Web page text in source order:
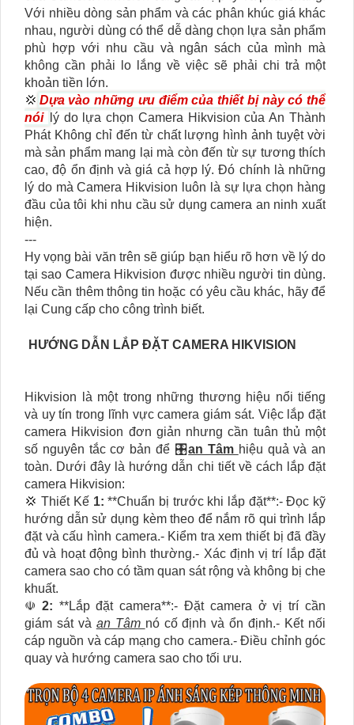
Với nhiều dòng sản phẩm và các phân khúc giá khác
nhau, người dùng có thể dễ dàng chọn lựa sản phẩm
phù hợp với nhu cầu và ngân sách của mình mà
không cần phải lo lắng về việc sẽ phải chi trả một
khoản tiền lớn.
💢 Dựa vào những ưu điểm của thiết bị này có thể
nói
lý do lựa chọn Camera Hikvision của An Thành
Phát Không chỉ đến từ chất lượng hình ảnh tuyệt vời
mà sản phẩm mang lại mà còn đến từ sự tương thích
cao, độ ổn định và giá cả hợp lý. Đó chính là những
lý do mà Camera Hikvision luôn là sự lựa chọn hàng
đầu của tôi khi nhu cầu sử dụng camera an ninh xuất
hiện.
---
Hy vọng bài văn trên sẽ giúp bạn hiểu rõ hơn về lý do
tại sao Camera Hikvision được nhiều người tin dùng.
Nếu cần thêm thông tin hoặc có yêu cầu khác, hãy để
lại Cung cấp cho công trình biết.
HƯỚNG DẪN LẮP ĐẶT CAMERA HIKVISION
Hikvision là một trong những thương hiệu nổi tiếng
và uy tín trong lĩnh vực camera giám sát. Việc lắp đặt
camera Hikvision đơn giản nhưng cần tuân thủ một
số nguyên tắc cơ bản để 🎛an Tâm hiệu quả và an
toàn. Dưới đây là hướng dẫn chi tiết về cách lắp đặt
camera Hikvision:
💢 Thiết Kế 1: **Chuẩn bị trước khi lắp đặt**:- Đọc kỹ
hướng dẫn sử dụng kèm theo để nắm rõ qui trình lắp
đặt và cấu hình camera.- Kiểm tra xem thiết bị đã đầy
đủ và hoạt động bình thường.- Xác định vị trí lắp đặt
camera sao cho có tầm quan sát rộng và không bị che
khuất.
☫ 2: **Lắp đặt camera**:- Đặt camera ở vị trí cần
giám sát và an Tâm nó cố định và ổn định.- Kết nối
cáp nguồn và cáp mạng cho camera.- Điều chỉnh góc
quay và hướng camera sao cho tối ưu.